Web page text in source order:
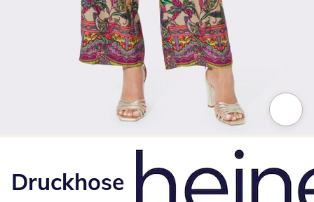
Druckhose